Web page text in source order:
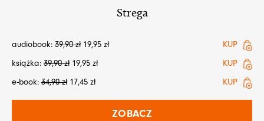
Strega
audiobook: 39,90zł 19,95 zł
KUP
książka: 39,90zł 19,95 zł
KUP
e-book: 34,90zł 17,45 zł KUP
ZOBACZ